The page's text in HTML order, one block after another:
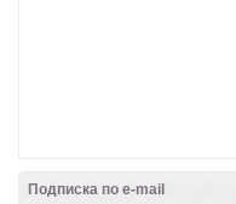
Подписка по e-mail